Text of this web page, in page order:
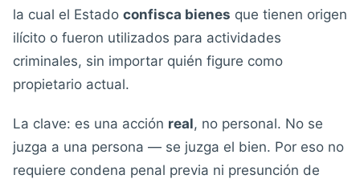
la cual el Estado confisca bienes que tienen origen
ilícito o fueron utilizados para actividades
criminales, sin importar quién figure como
propietario actual.
La clave: es una acción real, no personal. No se
juzga a una persona — se juzga el bien. Por eso no
requiere condena penal previa ni presunción de